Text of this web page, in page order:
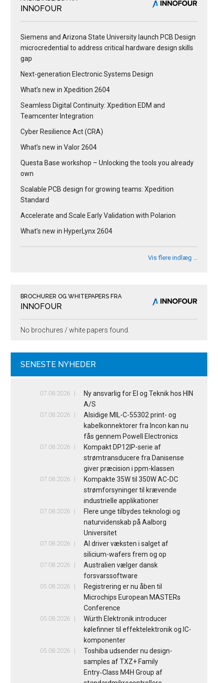
INNOFOUR
Siemens and Arizona State University launch PCB Design
microcredential to address critical hardware design skills
gap
Next-generation Electronic Systems Design
What’s new in Xpedition 2604
Seamless Digital Continuity: Xpedition EDM and
Teamcenter Integration
Cyber Resilience Act (CRA)
What’s new in Valor 2604
Questa Base workshop – Unlocking the tools you already
own
Scalable PCB design for growing teams: Xpedition
Standard
Accelerate and Scale Early Validation with Polarion
What’s new in HyperLynx 2604
Vis flere indlæg …
BROCHURER OG WHITEPAPERS FRA
INNOFOUR
No brochures / white papers found.
SENESTE NYHEDER
07.08.2026
Ny ansvarlig for El og Teknik hos HIN
A/S
07.08.2026
Alsidige MIL-C-55302 print- og
kabelkonnektorer fra Incon kan nu
fås gennem Powell Electronics
07.08.2026
Kompakt DP12IP-serie af
strømtransducere fra Danisense
giver præcision i ppm-klassen
07.08.2026
Kompakte 35W til 350W AC-DC
strømforsyninger til krævende
industrielle applikationer
07.08.2026
Flere unge tilbydes teknologi og
naturvidenskab på Aalborg
Universitet
07.08.2026
AI driver væksten i salget af
silicium-wafers frem og op
07.08.2026
Australien vælger dansk
forsvarssoftware
05.08.2026
Registrering er nu åben til
Microchips European MASTERs
Conference
05.08.2026
Würth Elektronik introducer
kølefinner til effektelektronik og IC-
komponenter
05.08.2026
Toshiba udsender nu design-
samples af TXZ+ Family
Entry‑Class M4H Group af